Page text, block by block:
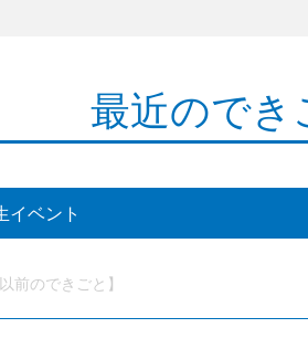
最近のでき
イベント
以前のできごと】